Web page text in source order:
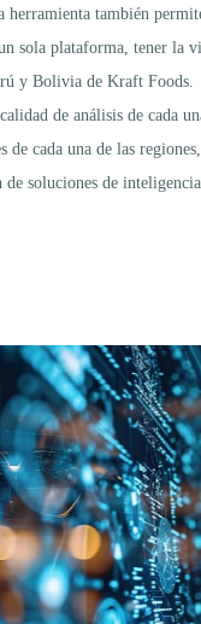
herramienta también
sola plataforma, tener la
y Bolivia de Kraft Foods.
de análisis de cada
cada una de las
soluciones de